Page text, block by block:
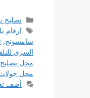
تصليح
الوسوم
ارقام
سامسونج,
السري
محل تصليح
محل
أضف